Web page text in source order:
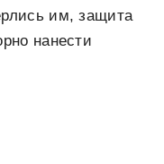
им, защита
нанести